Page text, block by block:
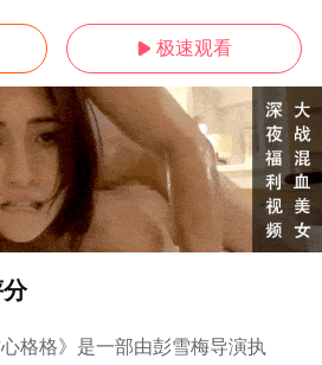
 极速观看
格格》是一部由彭雪梅导演执